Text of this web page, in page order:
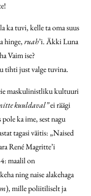
ka tuvi, kelle ta oma suus
hinge,ruah’i. Äkki Luna
Vaim ise?
tihti just valge tuvina.
maskulinistliku kultuuri
kuuldaval”ei räägi
ka ime, sest nagu
tagasi väitis: „Naised
René Magritte’i
maalil on
ning naise alakehaga
), mille poliitiliselt ja